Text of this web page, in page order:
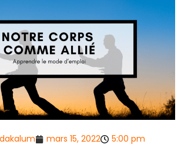
mars 15, 2022 5:00 pm